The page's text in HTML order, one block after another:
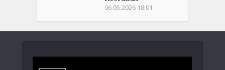
06.05.2026 18:01